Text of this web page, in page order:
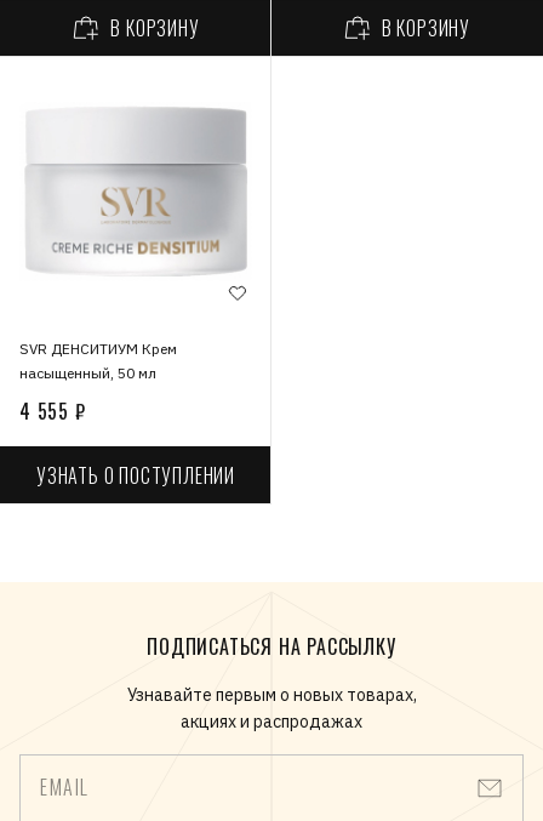
В КОРЗИНУ В КОРЗИНУ
SVR ДЕНСИТИУМ Крем
насыщенный, 50 мл
4 555 ₽
УЗНАТЬ О ПОСТУПЛЕНИИ
ПОДПИСАТЬСЯ НА РАССЫЛКУ
Узнавайте первым о новых товарах,
акциях и распродажах
EMAIL